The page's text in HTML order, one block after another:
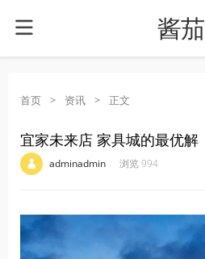
酱茄
首页 > 资讯 > 正文
宜家未来店 家具城的最优解
adminadmin 浏览 994